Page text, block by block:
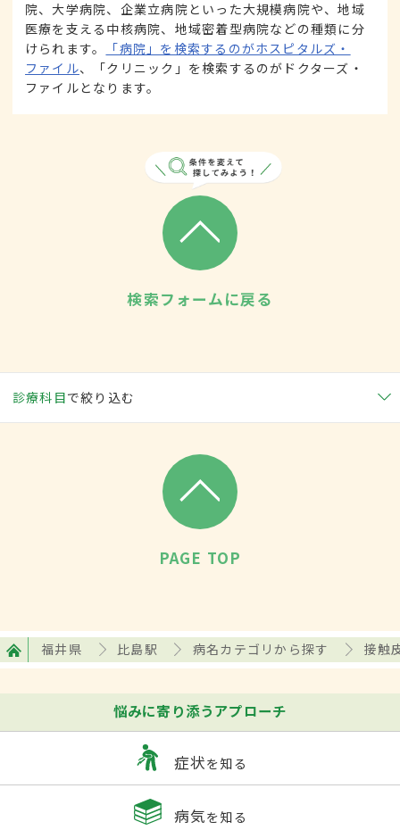
院、大学病院、企業立病院といった大規模病院や、地域
医療を支える中核病院、地域密着型病院などの種類に分
けられます。
「病院」を検索するのがホスピタルズ・
ファイル、「クリニック」を検索するのがドクターズ・
ファイルとなります。
検索フォームに戻る
診療科目で絞り込む
PAGE TOP
福井県 比島駅 病名カテゴリから探す 接触
悩みに寄り添うアプローチ
症状を知る
病気を知る